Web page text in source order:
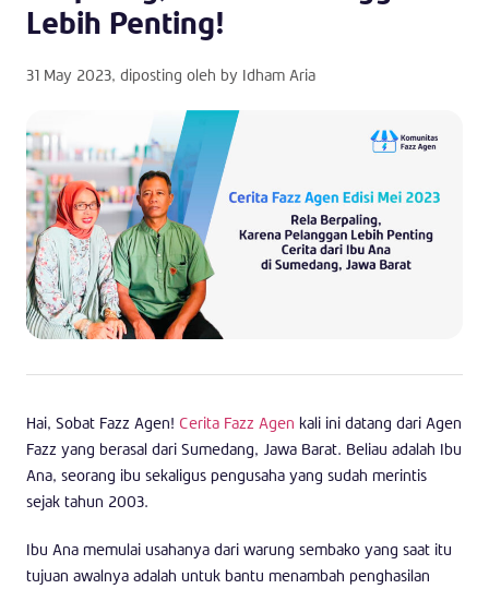
Lebih Penting!
31 May 2023, diposting oleh by Idham Aria
Hai, Sobat Fazz Agen! Cerita Fazz Agen kali ini datang dari Agen
Fazz yang berasal dari Sumedang, Jawa Barat. Beliau adalah Ibu
Ana, seorang ibu sekaligus pengusaha yang sudah merintis
sejak tahun 2003.
Ibu Ana memulai usahanya dari warung sembako yang saat itu
tujuan awalnya adalah untuk bantu menambah penghasilan